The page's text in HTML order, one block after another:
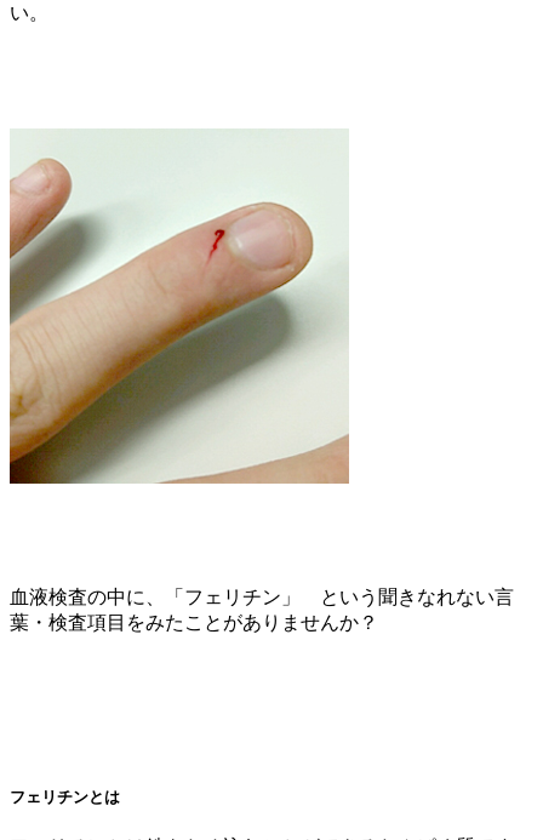
い。
血液検査の中に、「フェリチン」 という聞きなれない言
葉・検査項目をみたことがありませんか？
フェリチンとは